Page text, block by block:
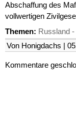
Abschaffung des
vollwertigen
Themen: Russland
Von Honigdachs |
Kommentare